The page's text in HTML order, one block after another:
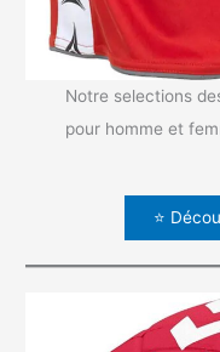
Notre selections
pour homme et
⭐